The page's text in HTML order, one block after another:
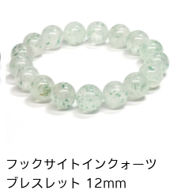
フックサイトインクォーツ
ブレスレット 12mm